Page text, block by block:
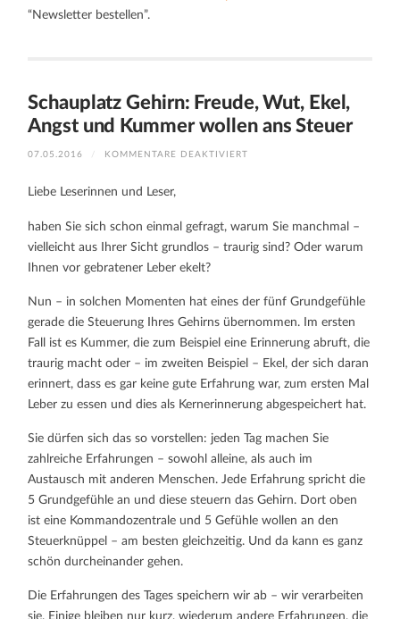
“Newsletter bestellen”.
Schauplatz Gehirn: Freude, Wut, Ekel,
Angst und Kummer wollen ans Steuer
07.05.2016 / KOMMENTARE DEAKTIVIERT
UND
KUMMER
WOLLEN
Liebe Leserinnen und Leser,
haben Sie sich schon einmal gefragt, warum Sie manchmal –
vielleicht aus Ihrer Sicht grundlos – traurig sind? Oder warum
Ihnen vor gebratener Leber ekelt?
Nun – in solchen Momenten hat eines der fünf Grundgefühle
gerade die Steuerung Ihres Gehirns übernommen. Im ersten
Fall ist es Kummer, die zum Beispiel eine Erinnerung abruft, die
traurig macht oder – im zweiten Beispiel – Ekel, der sich daran
erinnert, dass es gar keine gute Erfahrung war, zum ersten Mal
Leber zu essen und dies als Kernerinnerung abgespeichert hat.
Sie dürfen sich das so vorstellen: jeden Tag machen Sie
zahlreiche Erfahrungen – sowohl alleine, als auch im
Austausch mit anderen Menschen. Jede Erfahrung spricht die
5 Grundgefühle an und diese steuern das Gehirn. Dort oben
ist eine Kommandozentrale und 5 Gefühle wollen an den
Steuerknüppel – am besten gleichzeitig. Und da kann es ganz
schön durcheinander gehen.
Die Erfahrungen des Tages speichern wir ab – wir verarbeiten
sie. Einige bleiben nur kurz, wiederum andere Erfahrungen, die